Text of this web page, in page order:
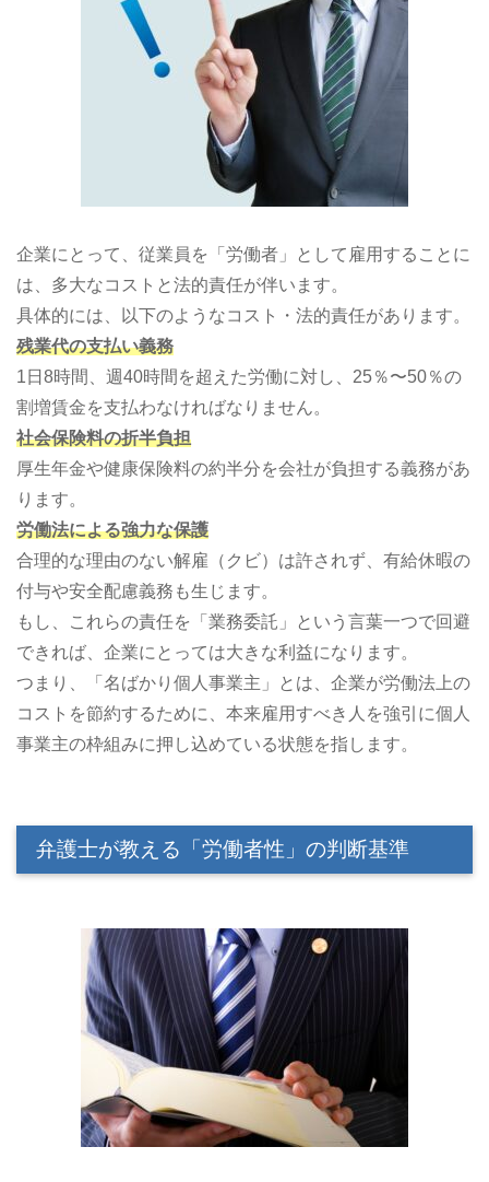
企業にとって、従業員を「労働者」として雇用することに
は、多大なコストと法的責任が伴います。
具体的には、以下のようなコスト・法的責任があります。
残業代の支払い義務
1日8時間、週40時間を超えた労働に対し、25％〜50％の
割増賃金を支払わなければなりません。
社会保険料の折半負担
厚生年金や健康保険料の約半分を会社が負担する義務があ
ります。
労働法による強力な保護
合理的な理由のない解雇（クビ）は許されず、有給休暇の
付与や安全配慮義務も生じます。
もし、これらの責任を「業務委託」という言葉一つで回避
できれば、企業にとっては大きな利益になります。
つまり、「名ばかり個人事業主」とは、企業が労働法上の
コストを節約するために、本来雇用すべき人を強引に個人
事業主の枠組みに押し込めている状態を指します。
弁護士が教える「労働者性」の判断基準